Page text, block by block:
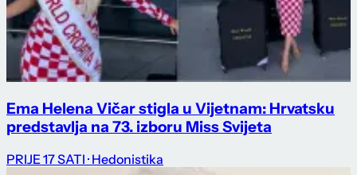
Ema Helena Vičar stigla u Vijetnam: Hrvatsku
predstavlja na 73. izboru Miss Svijeta
PRIJE 17 SATI · Hedonistika